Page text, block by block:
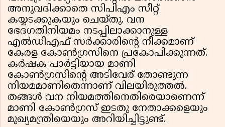
അനുവദിക്കാതെ സിപിഎം സീറ്റ്
കയ്യടക്കുകയും ചെയ്തു. വന
ഭേദഗതിനിയമം നടപ്പിലാക്കാനുള്ള
എല്‍ഡിഎഫ് സര്‍ക്കാരിന്റെ നീക്കമാണ്
കേരള കോണ്‍ഗ്രസിനെ പ്രകോപിക്കുന്നത്.
കര്‍ഷക പാര്‍ട്ടിയായ മാണി
കോണ്‍ഗ്രസിന്റെ അടിവേര് തോണ്ടുന്ന
നിയമമാണിതെന്നാണ് വിലയിരുത്തല്‍.
തങ്ങള്‍ വന നിയമത്തിനെതിരെയാണെന്ന്
മാണി കോണ്‍ഗ്രസ് ഇടതു നേതാക്കളെയും
മുഖ്യമന്ത്രിയെയും അറിയിച്ചിട്ടുണ്ട്.